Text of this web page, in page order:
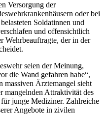
Versorgung der
oder bei
Soldatinnen und
und offensichtlich
Wehrbeauftragte, der in der
seien der Meinung,
die Wand gefahren habe“,
massiven Ärztemangel sieht
mangelnden Attraktivität des
junge Mediziner. Zahlreiche
Angebote in zivilen